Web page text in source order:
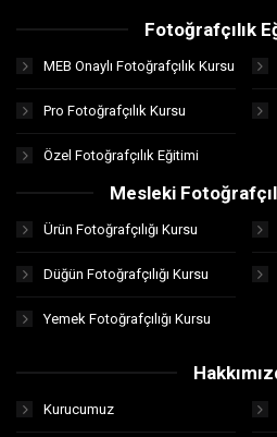
Fotoğrafçılık
MEB Onaylı Fotoğrafçılık Kursu
Pro Fotoğrafçılık Kursu
Özel Fotoğrafçılık Eğitimi
Mesleki
Ürün Fotoğrafçılığı Kursu
Düğün Fotoğrafçılığı Kursu
Yemek Fotoğrafçılığı Kursu
Kurucumuz